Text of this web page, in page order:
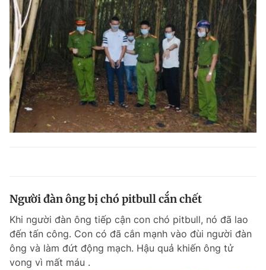
Người đàn ông bị chó pitbull cắn chết
Khi người đàn ông tiếp cận con chó pitbull, nó đã lao
đến tấn công. Con có đã cắn mạnh vào đùi người đàn
ông và làm đứt động mạch. Hậu quả khiến ông tử
vong vì mất máu .